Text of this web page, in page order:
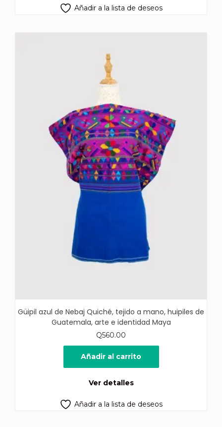
Añadir a la lista de deseos
Güipil azul de Nebaj Quiché, tejido a mano, huipiles de
Guatemala, arte e identidad Maya
Q560.00
Añadir al carrito
Ver detalles
Añadir a la lista de deseos